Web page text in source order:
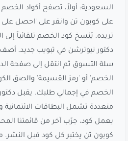
السعودية: أولاً، تصفح أكواد الخصم
على كوبون تن وانقر على 'احصل على
تريده. يُنسخ كود الخصم تلقائياً إلى
دكتور نيوترشن في تبويب جديد. أضف
سلة التسوق ثم انتقل إلى صفحة
الخصم' أو 'رمز القسيمة' والصق
الخصم في إجمالي طلبك. يقبل
متعددة تشمل البطاقات الائتمانية
يعمل كود، جرّب آخر من قائمتنا
كوبون تن يختبر كل كود قبل النشر. متوسط